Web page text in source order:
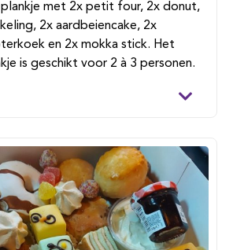
plankje met 2x petit four, 2x donut,
2x aardbeiencake, 2x
en 2x mokka stick. Het
is geschikt voor 2 à 3 personen.